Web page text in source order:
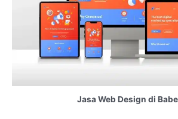
Jasa Web Design di